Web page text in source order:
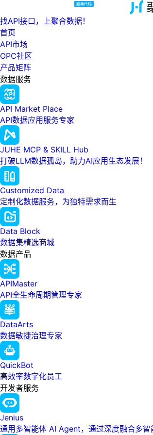
找API接口，上聚合数据！
首页
API市场
OPC社区
产品矩阵
数据服务
API Market Place
API数据应用服务专家
JUHE MCP & SKILL Hub
打破LLM数据孤岛，助力AI应用生态发展！
Customized Data
定制化数据服务，为独特需求而生
Data Block
数据集精选商城
数据产品
APIMaster
API全生命周期管理专家
DataArts
数据敏捷治理专家
QuickBot
高效率数字化员工
开发者服务
Jenius
通用多智能体 AI Agent，通过深度融合多智